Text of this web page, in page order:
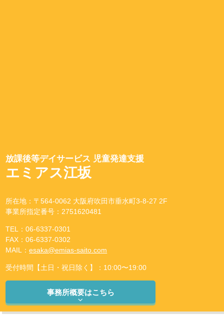
放課後等デイサービス 児童発達支援
エミアス江坂
所在地：〒564-0062 大阪府吹田市垂水町3-8-27 2F
事業所指定番号：2751620481
TEL：06-6337-0301
FAX：06-6337-0302
MAIL：esaka@emias-saito.com
受付時間【土日・祝日除く】：10:00〜19:00
事務所概要はこちら